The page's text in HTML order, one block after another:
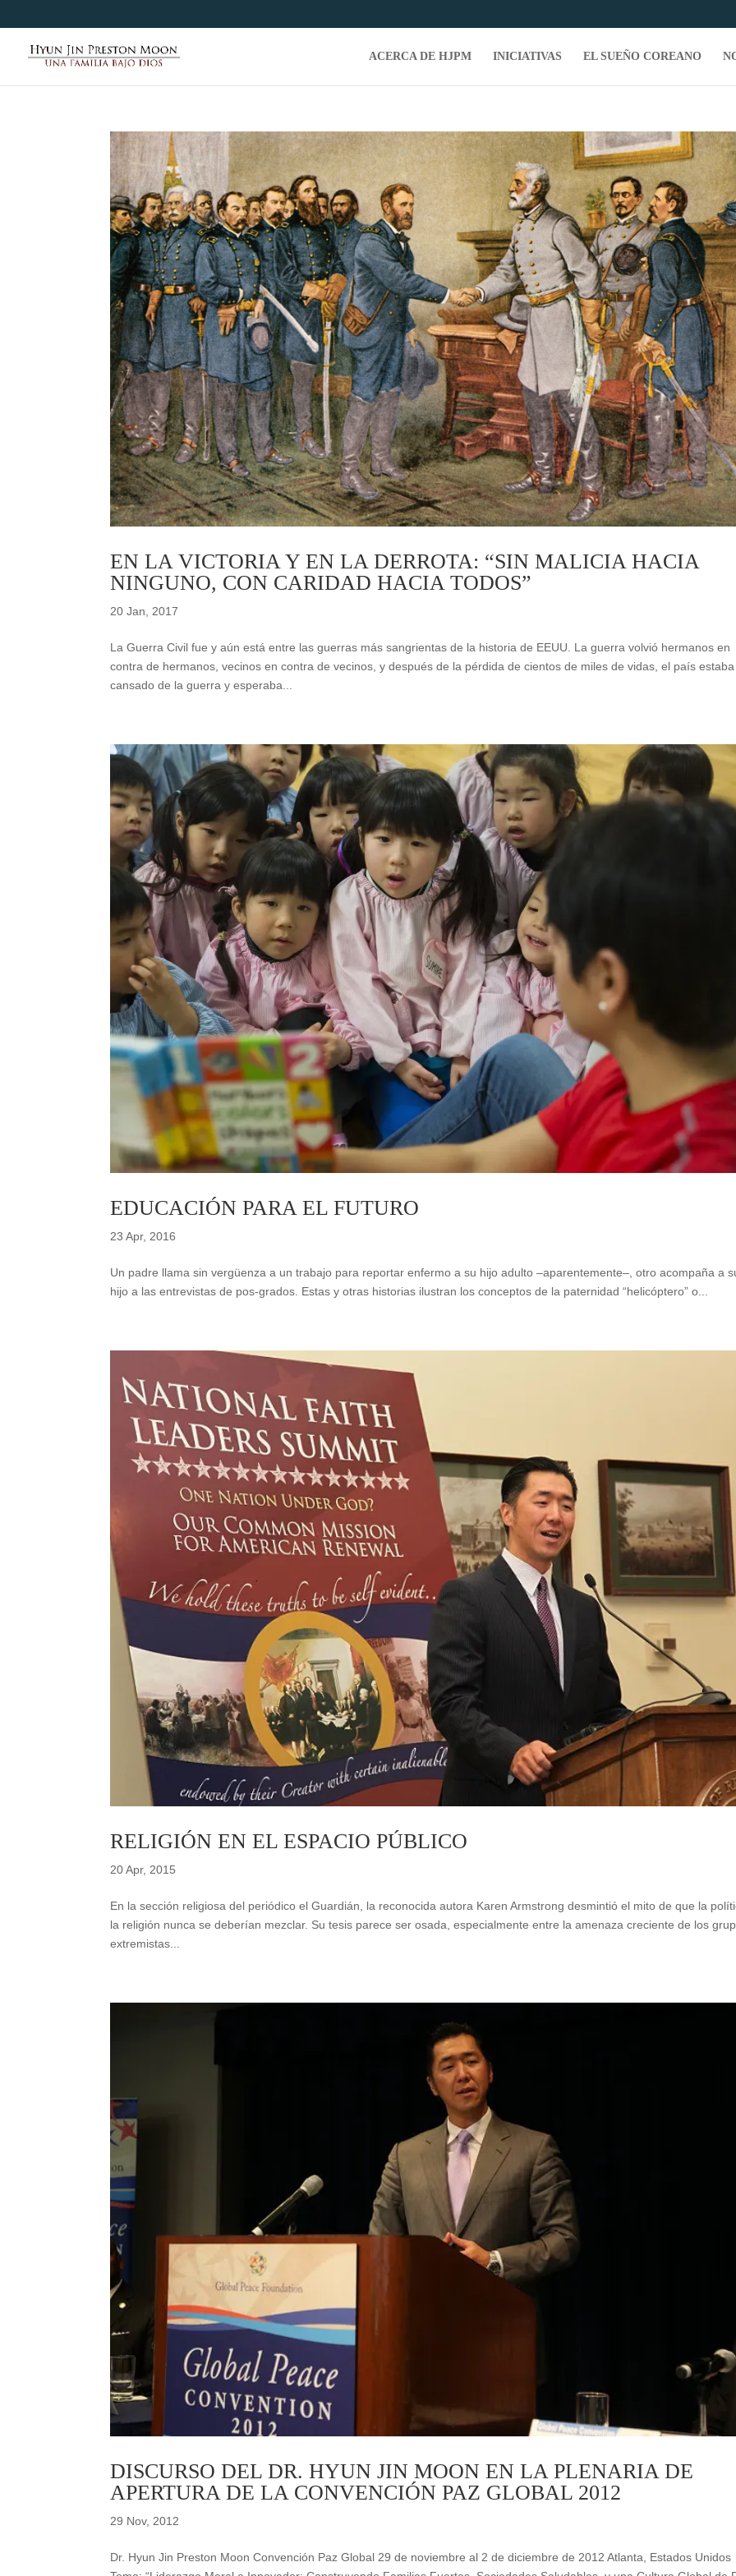
ACERCA DE HJPM INICIATIVAS EL SUEÑO COREANO
EN LA VICTORIA Y EN LA DERROTA: “SIN MALICIA HACIA
NINGUNO, CON CARIDAD HACIA TODOS”
20 Jan, 2017
La Guerra Civil fue y aún está entre las guerras más sangrientas de la historia de EEUU. La guerra volvió hermanos en
contra de hermanos, vecinos en contra de vecinos, y después de la pérdida de cientos de miles de vidas, el país estaba
cansado de la guerra y esperaba...
EDUCACIÓN PARA EL FUTURO
23 Apr, 2016
Un padre llama sin vergüenza a un trabajo para reportar enfermo a su hijo adulto –aparentemente–, otro acompaña a
hijo a las entrevistas de pos-grados. Estas y otras historias ilustran los conceptos de la paternidad “helicóptero” o...
RELIGIÓN EN EL ESPACIO PÚBLICO
20 Apr, 2015
En la sección religiosa del periódico el Guardián, la reconocida autora Karen Armstrong desmintió el mito de que la
la religión nunca se deberían mezclar. Su tesis parece ser osada, especialmente entre la amenaza creciente de los
extremistas...
DISCURSO DEL DR. HYUN JIN MOON EN LA PLENARIA DE
APERTURA DE LA CONVENCIÓN PAZ GLOBAL 2012
29 Nov, 2012
Dr. Hyun Jin Preston Moon Convención Paz Global 29 de noviembre al 2 de diciembre de 2012 Atlanta, Estados Unidos